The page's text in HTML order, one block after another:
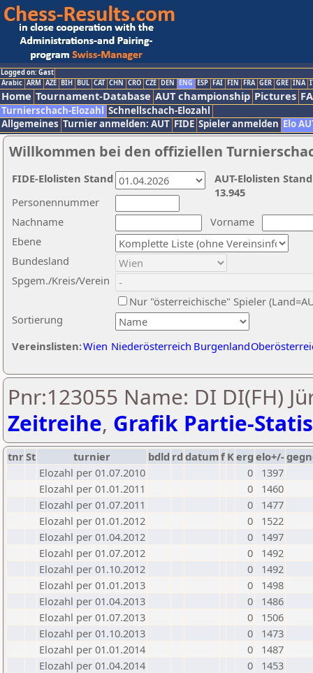
Logged on: Gast
Arabic ARM AZE BIH BUL CAT CHN CRO CZE DEN ENG ESP FAI FIN FRA GER GRE INA
Home Tournament-Database AUT championship Pictures
Turnierschach-Elozahl Schnellschach-Elozahl
Allgemeines Turnier anmelden: AUT FIDE Spieler anmelden Elo
Willkommen bei den offiziellen
Nachname
Vorname
Ebene
Sortierung
Personennummer
Bundesland
Spgem./Kreis/Verein
Nur "österreichische" Spieler
Vereinslisten:Wien Niederösterreich Burgenland
AUT-Elolisten
13.945
FIDE-Elolisten Stand
Pnr:123055 Name: DI DI(FH)
Zeitreihe, Grafik Partie-
tnrSt turnier bdld rd datumf Kerg elo+/-
Elozahl per 01.07.2010
0
1397
Elozahl per 01.01.2011
0
1460
Elozahl per 01.07.2011
0
1477
Elozahl per 01.01.2012
0
1522
Elozahl per 01.04.2012
0
1497
Elozahl per 01.07.2012
0
1492
Elozahl per 01.10.2012
0
1492
Elozahl per 01.01.2013
0
1498
Elozahl per 01.04.2013
0
1486
Elozahl per 01.07.2013
0
1506
Elozahl per 01.10.2013
0
1473
Elozahl per 01.01.2014
0
1487
Elozahl per 01.04.2014
0
1453